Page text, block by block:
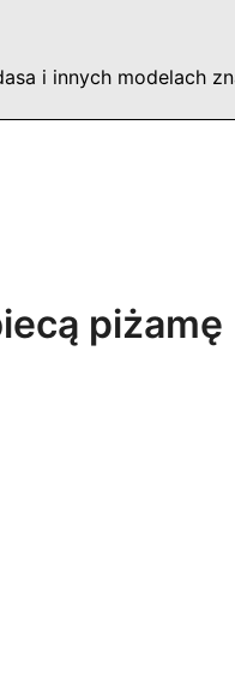
i innych modelach
piżamę